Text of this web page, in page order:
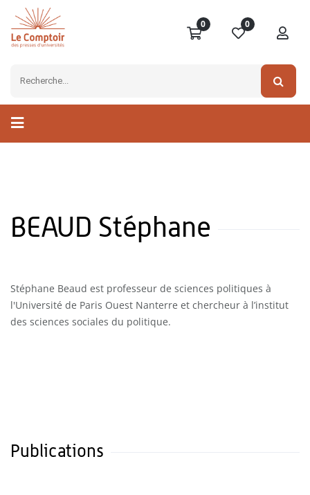
0 0
BEAUD Stéphane
Stéphane Beaud est professeur de sciences politiques à
l'Université de Paris Ouest Nanterre et chercheur à l’institut
des sciences sociales du politique.
Publications